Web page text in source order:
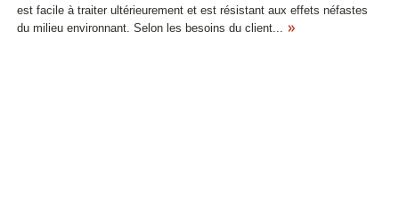
est facile à traiter ultérieurement et est résistant aux effets néfastes
du milieu environnant. Selon les besoins du client...